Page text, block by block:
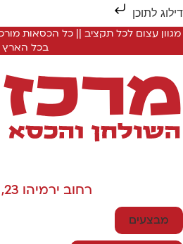
לתוכן
מגוון עצום לכל תקציב || כל הכסאות
בכל הארץ
רחוב ירמיהו 23, ירושלים
מבצעים